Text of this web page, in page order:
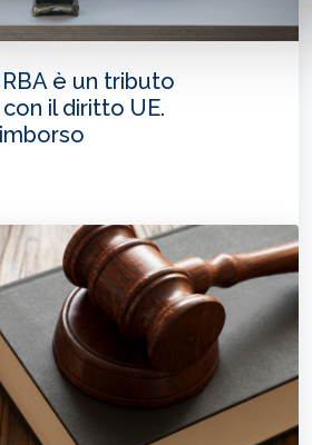
è un tributo
il diritto UE.